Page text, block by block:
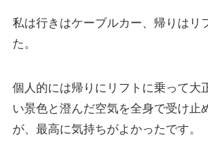
私は行きはケーブルカー、帰りはリ
た。
個人的には帰りにリフトに乗って大
い景色と澄んだ空気を全身で受け止
が、最高に気持ちがよかったです。